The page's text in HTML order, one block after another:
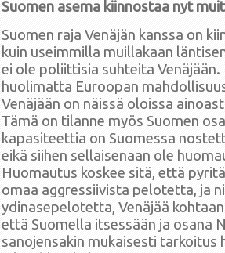
Suomen asema kiinnostaa nyt
Suomen raja Venäjän kanssa on
kuin useimmilla muillakaan
ei ole poliittisia suhteita
huolimatta Euroopan
Venäjään on näissä oloissa
Tämä on tilanne myös Suomen
kapasiteettia on Suomessa
eikä siihen sellaisenaan ole
Huomautus koskee sitä, että
omaa aggressiivista pelotetta, ja
ydinasepelotetta, Venäjää
että Suomella itsessään ja osana
sanojensakin mukaisesti tarkoitus